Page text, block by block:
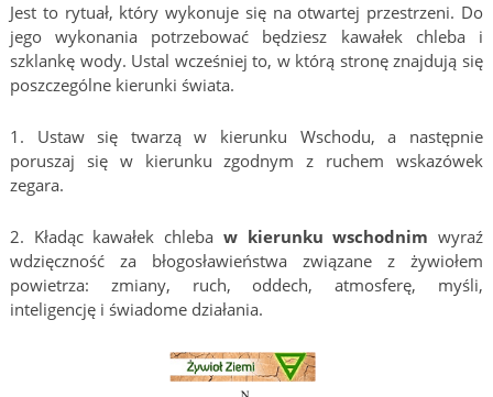
Jest to rytuał, który wykonuje się na otwartej przestrzeni. Do
jego wykonania potrzebować będziesz kawałek chleba i
szklankę wody. Ustal wcześniej to, w którą stronę znajdują się
poszczególne kierunki świata.
1. Ustaw się twarzą w kierunku Wschodu, a następnie
poruszaj się w kierunku zgodnym z ruchem wskazówek
zegara.
2. Kładąc kawałek chleba w kierunku wschodnim wyraź
wdzięczność za błogosławieństwa związane z żywiołem
powietrza: zmiany, ruch, oddech, atmosferę, myśli,
inteligencję i świadome działania.